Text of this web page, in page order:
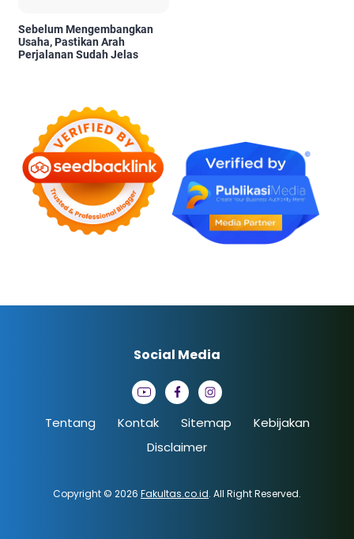
Sebelum Mengembangkan
Usaha, Pastikan Arah
Perjalanan Sudah Jelas
Tentang Kontak Sitemap
Kebijakan
Disclaimer
Copyright © 2026 Fakultas.co.id. All Right Reserved.
Social Media